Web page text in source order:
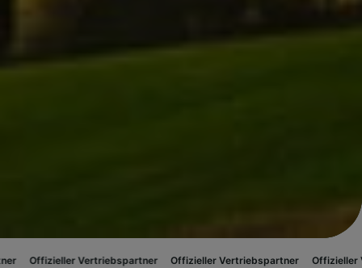
Vertriebspartner Offizieller Vertriebspartner Offizieller